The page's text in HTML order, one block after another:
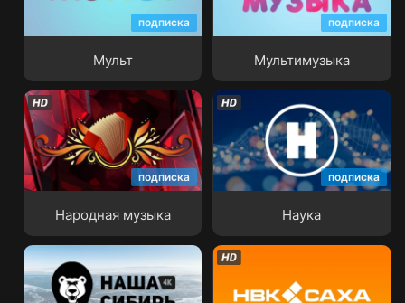
подписка
Мульт
подписка
Мультимузыка
подписка
Народная музыка
Народная музыка
подписка
Наука
Наука